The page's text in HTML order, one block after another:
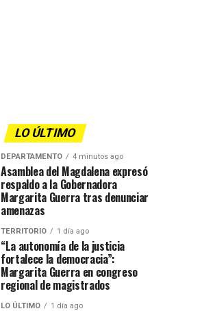
LO ÚLTIMO
DEPARTAMENTO 4 minutos ago
Asamblea del Magdalena expresó
respaldo a la Gobernadora
Margarita Guerra tras denunciar
amenazas
TERRITORIO 1 día ago
“La autonomía de la justicia
fortalece la democracia”:
Margarita Guerra en congreso
regional de magistrados
LO ÚLTIMO 1 día ago